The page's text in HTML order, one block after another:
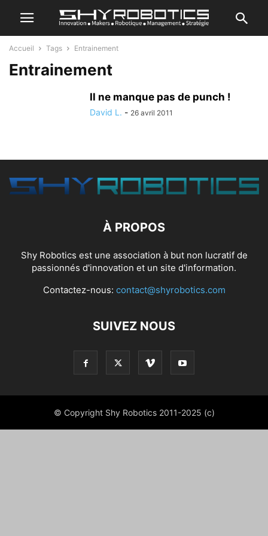
Accueil Tags Entrainement
Entrainement
Il ne manque pas de punch !
David L. - 26 avril 2011
À PROPOS
Shy Robotics est une association à but non lucratif de
passionnés d'innovation et un site d'information.
Contactez-nous: contact@shyrobotics.com
SUIVEZ NOUS
© Copyright Shy Robotics 2011-2025 (c)